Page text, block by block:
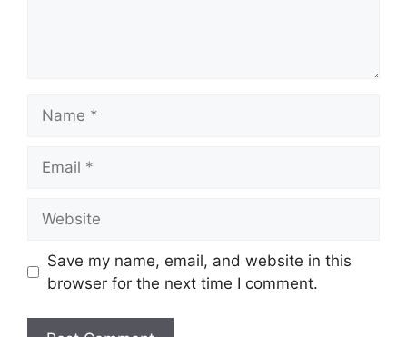
Save my name, email, and website in this
browser for the next time I comment.